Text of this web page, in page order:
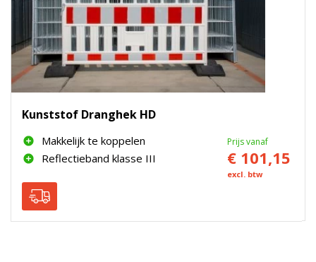
Kunststof Dranghek HD
Prijs vanaf
€ 101,15
excl. btw
Makkelijk te koppelen
Reflectieband klasse III